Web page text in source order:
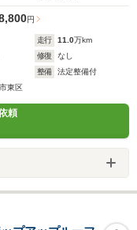
円
走行 11.0万km
修復
なし
整備
法定整備付
東区
頼